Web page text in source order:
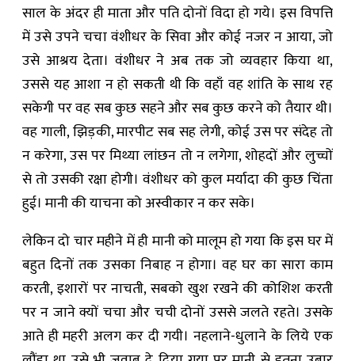
साल के अंदर ही माता और ‍पति दोनों विदा हो गये। इस विपत्ति
में उसे उपने चचा वंशीधर के सिवा और कोई नजर न आया, जो
उसे आश्रय देता। वंशीधर ने अब तक जो व्यवहार किया था,
उससे यह आशा न हो सकती थी कि वहाँ वह शांति के साथ रह
सकेगी पर वह सब कुछ सहने और सब कुछ करने को तैयार थी।
वह गाली, झिड़की, मारपीट सब सह लेगी, कोई उस पर संदेह तो
न करेगा, उस पर मिथ्या लांछन तो न लगेगा, शोहदों और लुच्चों
से तो उसकी रक्षा होगी। वंशीधर को कुल मर्यादा की कुछ चिंता
हुई। मानी की याचना को अस्वीकार न कर सके।
लेकिन दो चार महीने में ही मानी को मालूम हो गया कि इस घर में
बहुत दिनों तक उसका निबाह न होगा। वह घर का सारा काम
करती, इशारों पर नाचती, सबको खुश रखने की कोशिश करती
पर न जाने क्यों चचा और चची दोनों उससे जलते रहते। उसके
आते ही महरी अलग कर दी गयी। नहलाने-धुलाने के लिये एक